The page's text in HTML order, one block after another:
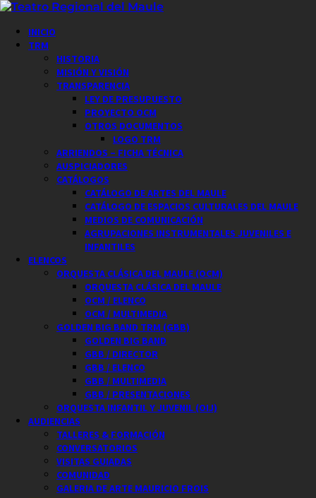
Saltar
contenido
Menú
principal
INICIO
TRM
HISTORIA
MISIÓN Y VISIÓN
TRANSPARENCIA
LEY DE PRESUPUESTO
PROYECTO OCM
OTROS DOCUMENTOS
LOGO TRM
ARRIENDOS – FICHA TÉCNICA
AUSPICIADORES
CATÁLOGOS
CATÁLOGO DE ARTES DEL MAULE
CATÁLOGO DE ESPACIOS CULTURALES DEL MAULE
MEDIOS DE COMUNICACIÓN
AGRUPACIONES INSTRUMENTALES JUVENILES E
INFANTILES
ELENCOS
ORQUESTA CLÁSICA DEL MAULE (OCM)
ORQUESTA CLÁSICA DEL MAULE
OCM / ELENCO
OCM / MULTIMEDIA
GOLDEN BIG BAND TRM (GBB)
GOLDEN BIG BAND
GBB / DIRECTOR
GBB / ELENCO
GBB / MULTIMEDIA
GBB / PRESENTACIONES
ORQUESTA INFANTIL Y JUVENIL (OIJ)
AUDIENCIAS
TALLERES & FORMACIÓN
CONVERSATORIOS
VISITAS GUIADAS
COMUNIDAD
GALERIA DE ARTE MAURICIO FROIS